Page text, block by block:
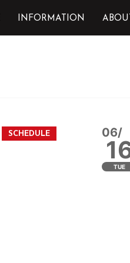
INFORMATION
06/
TUE